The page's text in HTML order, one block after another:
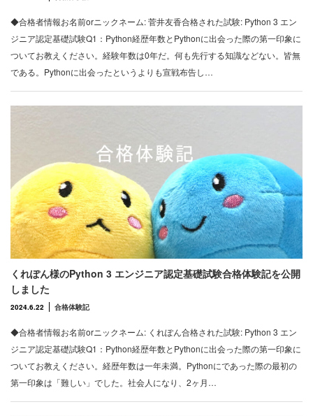
◆合格者情報お名前orニックネーム: 菅井友香合格された試験: Python 3 エン
ジニア認定基礎試験Q1：Python経歴年数とPythonに出会った際の第一印象に
ついてお教えください。経験年数は0年だ。何も先行する知識などない。皆無
である。Pythonに出会ったというよりも宣戦布告し…
くれぽん様のPython 3 エンジニア認定基礎試験合格体験記を公開
しました
2024.6.22 合格体験記
◆合格者情報お名前orニックネーム: くれぽん合格された試験: Python 3 エン
ジニア認定基礎試験Q1：Python経歴年数とPythonに出会った際の第一印象に
ついてお教えください。経歴年数は一年未満。Pythonにであった際の最初の
第一印象は「難しい」でした。社会人になり、2ヶ月…